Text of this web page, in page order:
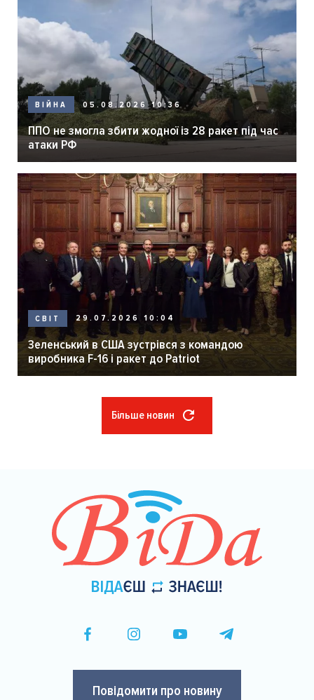
ВІЙНА 05.08.2026 10:36
ППО не змогла збити жодної із 28 ракет під час
атаки РФ
СВІТ 29.07.2026 10:04
Зеленський в США зустрівся з командою
виробника F-16 і ракет до Patriot
Більше новин
Повідомити про новину